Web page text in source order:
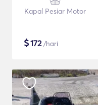
Kapal Pesiar Motor
$172/hari